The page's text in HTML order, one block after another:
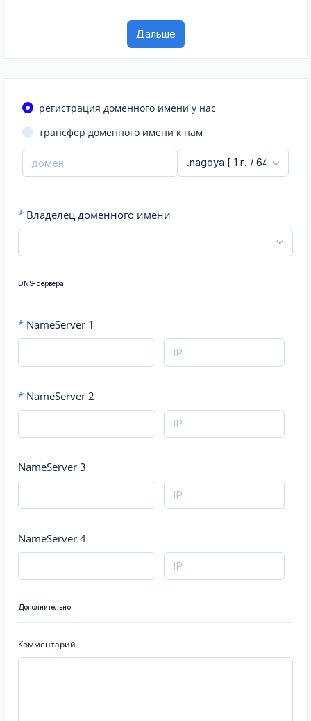
регистрация доменного имени у нас
трансфер доменного имени к нам
* Владелец доменного имени
DNS-сервера
* NameServer 1
* NameServer 2
NameServer 3
NameServer 4
Дополнительно
Комментарий